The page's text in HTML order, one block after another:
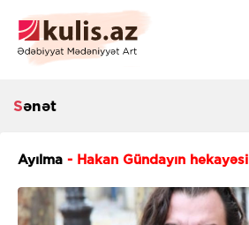
Sənət
Ayılma - Hakan Gündayın hekayəsi